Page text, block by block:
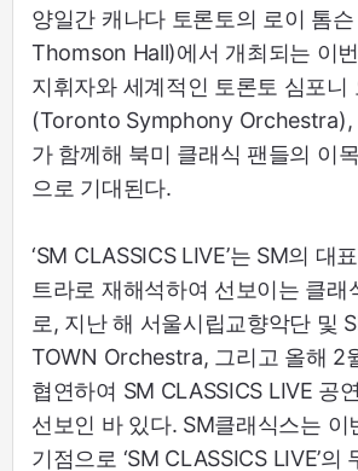
양일간 캐나다 토론토의 로이 톰
Thomson Hall)에서 개최되는 이
지휘자와 세계적인 토론토 심포니
(Toronto Symphony Orchestra),
가 함께해 북미 클래식 팬들의 이
으로 기대된다.
‘SM CLASSICS LIVE’는 SM의 대
트라로 재해석하여 선보이는 클래
로, 지난 해 서울시립교향악단 및
TOWN Orchestra, 그리고 올해 2
협연하여 SM CLASSICS LIVE 공
선보인 바 있다. SM클래식스는 이
기점으로 ‘SM CLASSICS LIVE’의